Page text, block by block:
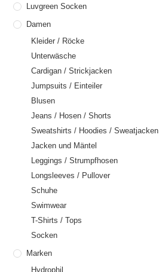
Luvgreen Socken
Damen
Kleider / Röcke
Unterwäsche
Cardigan / Strickjacken
Jumpsuits / Einteiler
Blusen
Jeans / Hosen / Shorts
Sweatshirts / Hoodies / Sweatjacken
Jacken und Mäntel
Leggings / Strumpfhosen
Longsleeves / Pullover
Schuhe
Swimwear
T-Shirts / Tops
Socken
Marken
Hydrophil